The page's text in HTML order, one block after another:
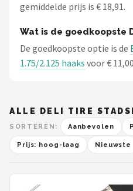
gemiddelde prijs is € 18,91.
Wat is de goedkoopste
De goedkoopste optie is de
1.75/2.125 haaks voor €
ALLE DELI TIRE
SORTEREN: Aanbevolen
Prijs: hoog-laag Nieuwste